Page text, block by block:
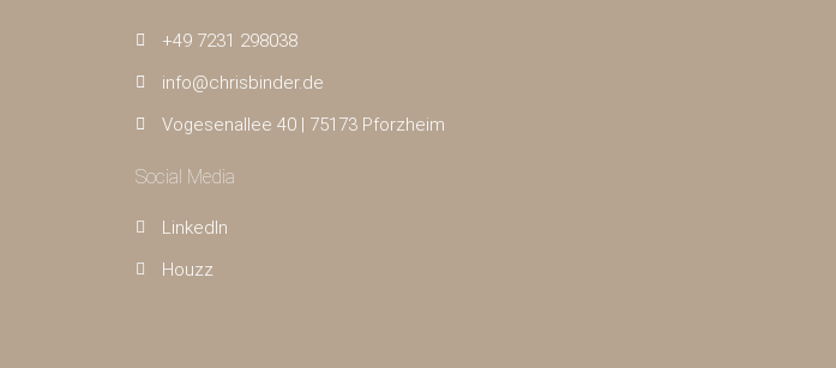
+49 7231 298038
info@chrisbinder.de
Vogesenallee 40 | 75173 Pforzheim
Social Media
LinkedIn
Houzz